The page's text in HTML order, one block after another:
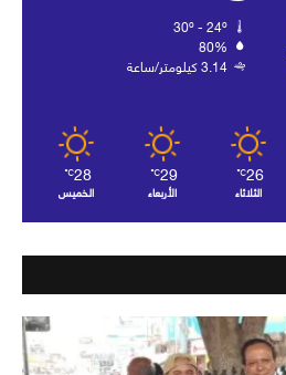
80%
3.14 كيلومتر/ساعة
26
℃
الثلاثاء
29
℃
الأربعاء
28
℃
الخميس